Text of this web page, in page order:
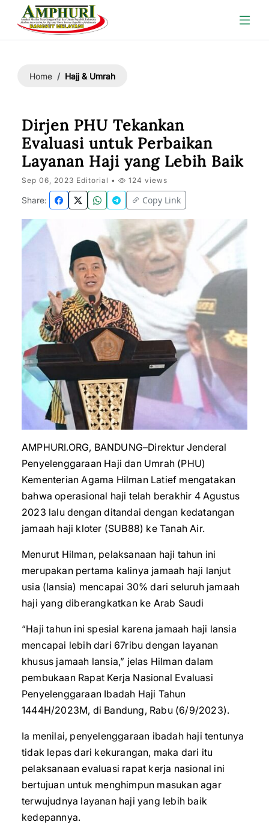
Home Hajj & Umrah
Dirjen PHU Tekankan
Evaluasi untuk Perbaikan
Layanan Haji yang Lebih Baik
Sep 06, 2023 Editorial • 124 views
Share: Copy Link
AMPHURI.ORG, BANDUNG–Direktur Jenderal
Penyelenggaraan Haji dan Umrah (PHU)
Kementerian Agama Hilman Latief mengatakan
bahwa operasional haji telah berakhir 4 Agustus
2023 lalu dengan ditandai dengan kedatangan
jamaah haji kloter (SUB88) ke Tanah Air.
Menurut Hilman, pelaksanaan haji tahun ini
merupakan pertama kalinya jamaah haji lanjut
usia (lansia) mencapai 30% dari seluruh jamaah
haji yang diberangkatkan ke Arab Saudi
“Haji tahun ini spesial karena jamaah haji lansia
mencapai lebih dari 67ribu dengan layanan
khusus jamaah lansia,” jelas Hilman dalam
pembukaan Rapat Kerja Nasional Evaluasi
Penyelenggaraan Ibadah Haji Tahun
1444H/2023M, di Bandung, Rabu (6/9/2023).
Ia menilai, penyelenggaraan ibadah haji tentunya
tidak lepas dari kekurangan, maka dari itu
pelaksanaan evaluasi rapat kerja nasional ini
bertujuan untuk menghimpun masukan agar
terwujudnya layanan haji yang lebih baik
kedepannya.